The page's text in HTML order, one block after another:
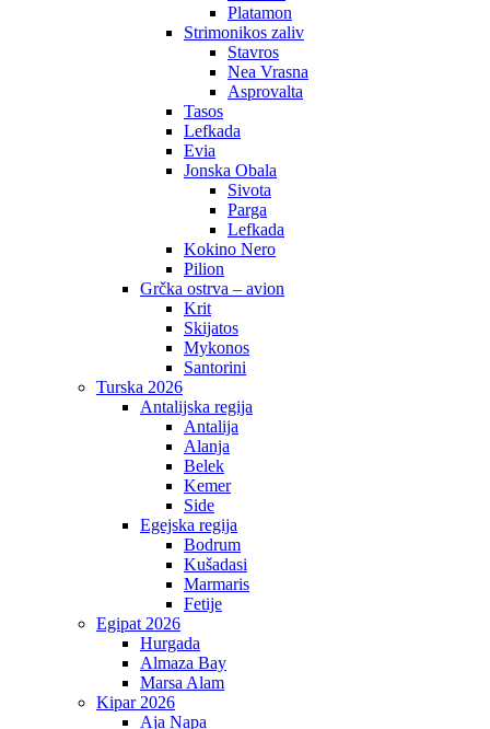
Platamon
Strimonikos zaliv
Stavros
Nea Vrasna
Asprovalta
Tasos
Lefkada
Evia
Jonska Obala
Sivota
Parga
Lefkada
Kokino Nero
Pilion
Grčka ostrva – avion
Krit
Skijatos
Mykonos
Santorini
Turska 2026
Antalijska regija
Antalija
Alanja
Belek
Kemer
Side
Egejska regija
Bodrum
Kušadasi
Marmaris
Fetije
Egipat 2026
Hurgada
Almaza Bay
Marsa Alam
Kipar 2026
Aja Napa